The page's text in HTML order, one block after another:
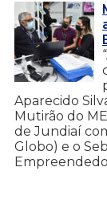
Aparecido
Mutirão do
de Jundiaí
Globo) e o